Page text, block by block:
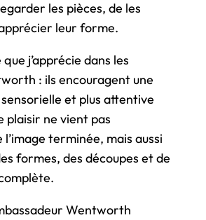
les pièces, de les
leur forme.
que j’apprécie dans les
: ils encouragent une
et plus attentive
plaisir ne vient pas
terminée, mais aussi
formes, des découpes et de
Wentworth